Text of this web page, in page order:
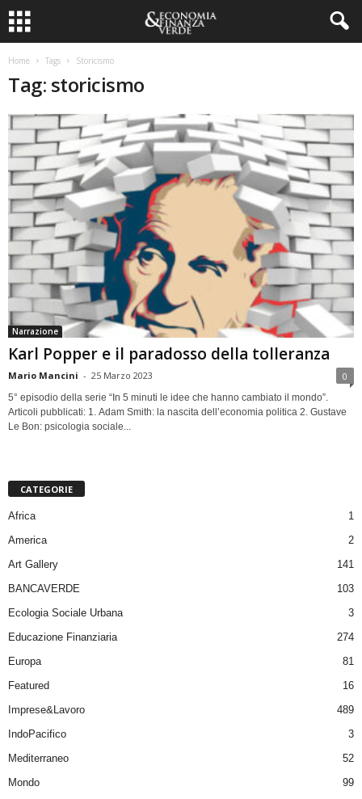
Home Tags Storicismo
Tag: storicismo
Narrazione
Karl Popper e il paradosso della tolleranza
Mario Mancini - 25 Marzo 2023 0
5° episodio della serie “In 5 minuti le idee che hanno cambiato il mondo”.
Articoli pubblicati: 1. Adam Smith: la nascita dell’economia politica 2. Gustave
Le Bon: psicologia sociale...
CATEGORIE
Africa
1
America
2
Art Gallery
141
BANCAVERDE
103
Ecologia Sociale Urbana
3
Educazione Finanziaria
274
Europa
81
Featured
16
Imprese&Lavoro
489
IndoPacifico
3
Mediterraneo
52
Mondo
99